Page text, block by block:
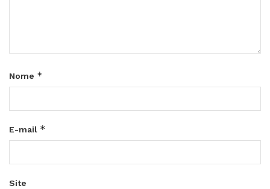
Nome *
E-mail *
Site